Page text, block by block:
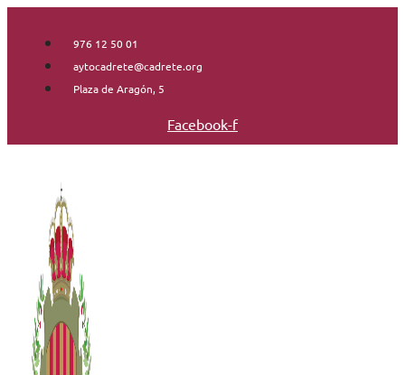
contenido
976 12 50 01
aytocadrete@cadrete.org
Plaza de Aragón, 5
Facebook-f